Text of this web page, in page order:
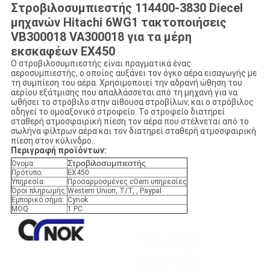
Στροβιλοσυμπιεστής 114400-3830 Diecel
μηχανών Hitachi 6WG1 τακτοποιήσεις
VB300018 VA300018 για τα μέρη
εκσκαφέων EX450
Ο στροβιλοσυμπιεστής είναι πραγματικά ένας
αεροσυμπιεστής, ο οποίος αυξάνει τον όγκο αέρα εισαγωγής με
τη συμπίεση του αέρα. Χρησιμοποιεί την αδρανή ώθηση του
αερίου εξάτμισης που απαλλάσσεται από τη μηχανή για να
ωθήσει το στρόβιλο στην αίθουσα στροβίλων, και ο στρόβιλος
οδηγεί το ομοαξονικό στροφείο. Το στροφείο διατηρεί
σταθερή ατμοσφαιρική πίεση τον αέρα που στέλνεται από το
σωλήνα φίλτρων αέρα και τον διατηρεί σταθερή ατμοσφαιρική
πίεση στον κύλινδρο.
Περιγραφή προϊόντων:
Όνομα: Στροβιλοσυμπιεστής
Πρότυπο:
EX450
Υπηρεσία:
Προσαρμοσμένες cOem υπηρεσίες
Όροι πληρωμής:Western Union, T/T, , Paypal
Εμπορικό σήμα: Cynok
MOQ
1 PC